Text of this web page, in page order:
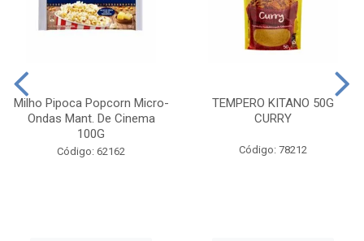
Milho Pipoca Popcorn Micro-
Ondas Mant. De Cinema
100G
Código: 62162
TEMPERO KITANO 50G
CURRY
Código: 78212